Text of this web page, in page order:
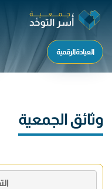
العيادة الرقمية
وثائق الجمعية